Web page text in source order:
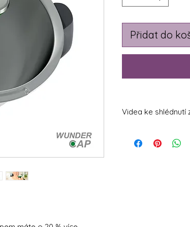
Přidat do
Videa ke shlédnutí